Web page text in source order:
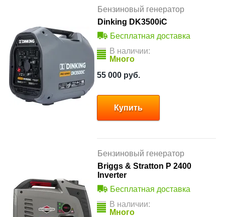
Бензиновый генератор
Dinking DK3500iC
Бесплатная доставка
В наличии:
Много
55 000 руб.
Купить
Бензиновый генератор
Briggs & Stratton P 2400
Inverter
Бесплатная доставка
В наличии:
Много